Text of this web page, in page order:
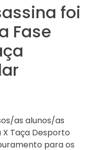
foi
Fase
as alunos/as
Taça Desporto
para os